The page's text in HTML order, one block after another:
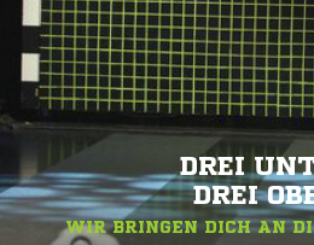
DREI
DREI
WIR BRINGEN DICH AN